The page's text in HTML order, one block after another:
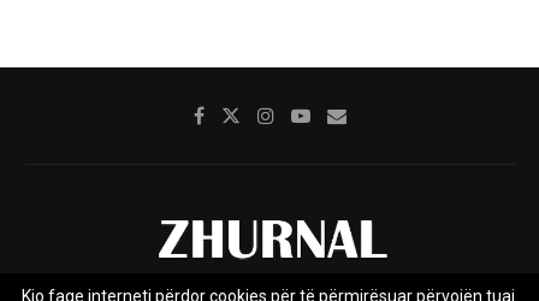
Kjo faqe interneti përdor cookies për të përmirësuar përvojën tuaj.